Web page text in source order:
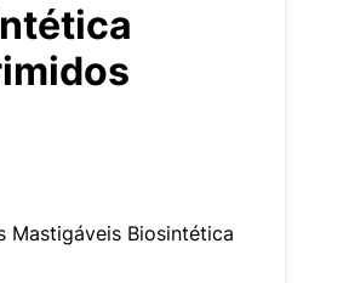
Mastigáveis Biosintética